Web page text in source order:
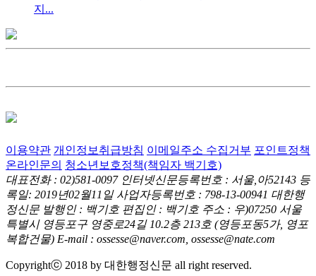
지...
이용약관 개인정보취급방침 이메일주소 수집거부 포인트정책
온라인문의 청소년보호정책(책임자 백기호)
대표전화 : 02)581-0097 인터넷신문등록번호 : 서울,아52143 등
록일: 2019년02월11일 사업자등록번호 : 798-13-00941 대한행
정신문 발행인 : 백기호 편집인 : 백기호 주소 : 우)07250 서울
특별시 영등포구 영중로24길 10.2층 213호 (영등포동5가, 영포
복합건물) E-mail : ossesse@naver.com, ossesse@nate.com
Copyrightⓒ 2018 by 대한행정신문 all right reserved.